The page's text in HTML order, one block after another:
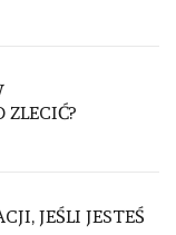
ZLECIĆ?
JEŚLI JESTEŚ